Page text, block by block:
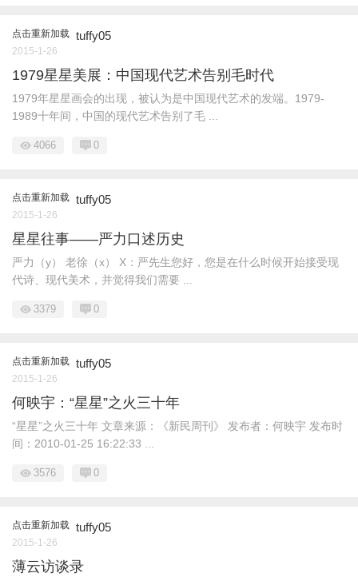
点击重新加载 tuffy05
2015-1-26
1979星星美展：中国现代艺术告别毛时代
1979年星星画会的出现，被认为是中国现代艺术的发端。1979-
1989十年间，中国的现代艺术告别了毛 ...
4066 0
点击重新加载 tuffy05
2015-1-26
星星往事——严力口述历史
严力（y） 老徐（x） X：严先生您好，您是在什么时候开始接受现
代诗、现代美术，并觉得我们需要 ...
3379 0
点击重新加载 tuffy05
2015-1-26
何映宇：“星星”之火三十年
“星星”之火三十年 文章来源：《新民周刊》 发布者：何映宇 发布时
间：2010-01-25 16:22:33 ...
3576 0
点击重新加载 tuffy05
2015-1-26
薄云访谈录